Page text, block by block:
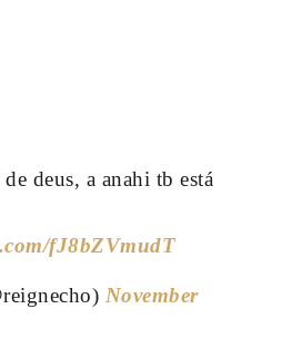
deus, a anahi tb está
fJ8bZVmudT
November